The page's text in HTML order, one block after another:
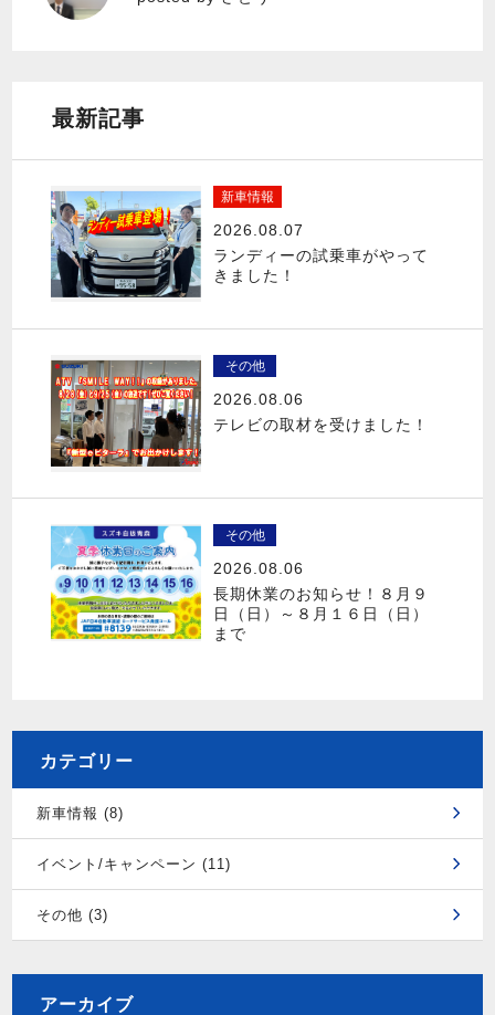
最新記事
新車情報
2026.08.07
ランディーの試乗車がやって
きました！
その他
2026.08.06
テレビの取材を受けました！
その他
2026.08.06
長期休業のお知らせ！８月９
日（日）～８月１６日（日）
まで
カテゴリー
新車情報 (8)
イベント/キャンペーン (11)
その他 (3)
アーカイブ